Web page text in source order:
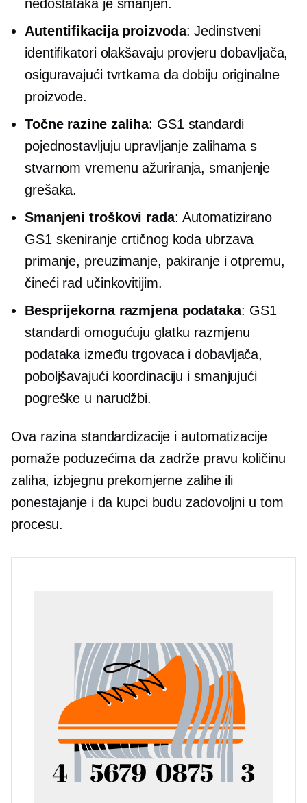
nedostataka je smanjen.
Autentifikacija proizvoda: Jedinstveni
identifikatori olakšavaju provjeru dobavljača,
osiguravajući tvrtkama da dobiju originalne
proizvode.
Točne razine zaliha: GS1 standardi
pojednostavljuju upravljanje zalihama s
stvarnom vremenu ažuriranja, smanjenje
grešaka.
Smanjeni troškovi rada: Automatizirano
GS1 skeniranje crtičnog koda ubrzava
primanje, preuzimanje, pakiranje i otpremu,
čineći rad učinkovitijim.
Besprijekorna razmjena podataka: GS1
standardi omogućuju glatku razmjenu
podataka između trgovaca i dobavljača,
poboljšavajući koordinaciju i smanjujući
pogreške u narudžbi.
Ova razina standardizacije i automatizacije
pomaže poduzećima da zadrže pravu količinu
zaliha, izbjegnu prekomjerne zalihe ili
ponestajanje i da kupci budu zadovoljni u tom
procesu.